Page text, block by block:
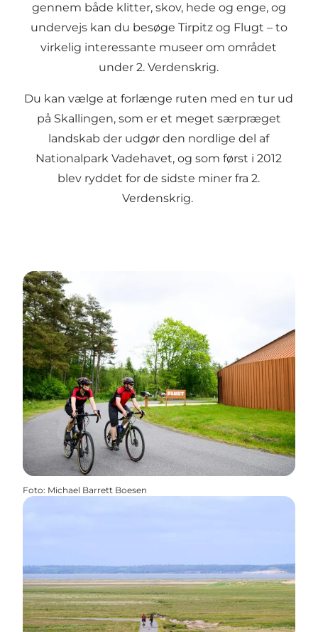
gennem både klitter, skov, hede og enge, og
undervejs kan du besøge Tirpitz og Flugt – to
virkelig interessante museer om området
under 2. Verdenskrig.
Du kan vælge at forlænge ruten med en tur ud
på Skallingen, som er et meget særpræget
landskab der udgør den nordlige del af
Nationalpark Vadehavet, og som først i 2012
blev ryddet for de sidste miner fra 2.
Verdenskrig.
Foto: Michael Barrett Boesen